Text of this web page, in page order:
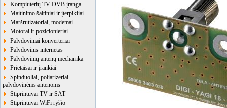
Kompiuterių TV DVB įranga
Maitinimo šaltiniai ir įterpikliai
Maršrutizatoriai, modemai
Motorai ir pozicionieriai
Palydoviniai konverteriai
Palydovinis internetas
Palydovinių antenų mechanika
Prietaisai ir įrankiai
Spinduoliai, poliarizeriai
palydovinėms antenoms
Stiprintuvai TV ir SAT
Stiprintuvai WiFi ryšio